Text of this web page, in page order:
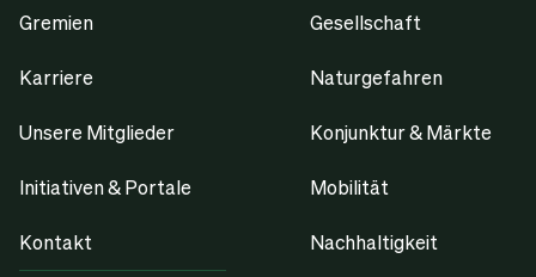
Gremien
Karriere
Unsere Mitglieder
Initiativen & Portale
Kontakt
Gesellschaft
Naturgefahren
Konjunktur & Märkte
Mobilität
Nachhaltigkeit